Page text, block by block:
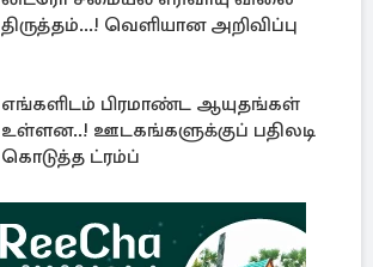
திருத்தம்...! வெளியான அறிவிப்பு
எங்களிடம் பிரமாண்ட ஆயுதங்கள்
உள்ளன..! ஊடகங்களுக்குப் பதிலடி
கொடுத்த ட்ரம்ப்